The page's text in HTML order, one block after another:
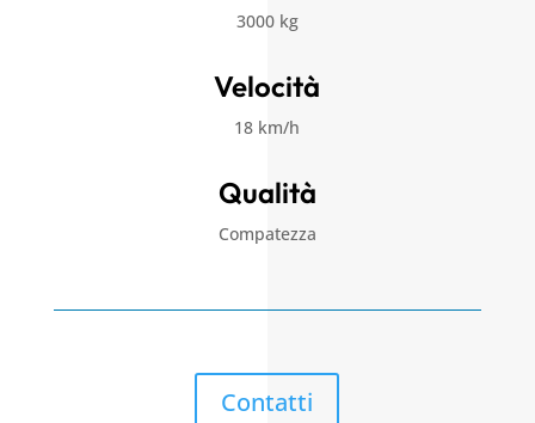
3000 kg
Velocità
18 km/h
Qualità
Compatezza
Contatti